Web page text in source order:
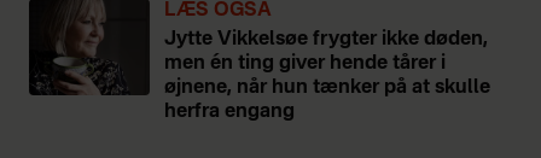
LÆS OGSÅ
Jytte Vikkelsøe frygter ikke døden,
men én ting giver hende tårer i
øjnene, når hun tænker på at skulle
herfra engang